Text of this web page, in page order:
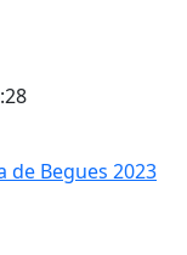
de Begues 2023